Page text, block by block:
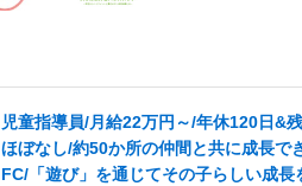
児童指導員/月給22万円～/年休120日&
ほぼなし/約50か所の仲間と共に成長で
FC/「遊び」を通じてその子らしい成長